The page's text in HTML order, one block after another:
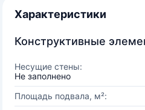
Характеристики
Конструктивные
Несущие стены:
Не заполнено
Площадь подвала, м²: